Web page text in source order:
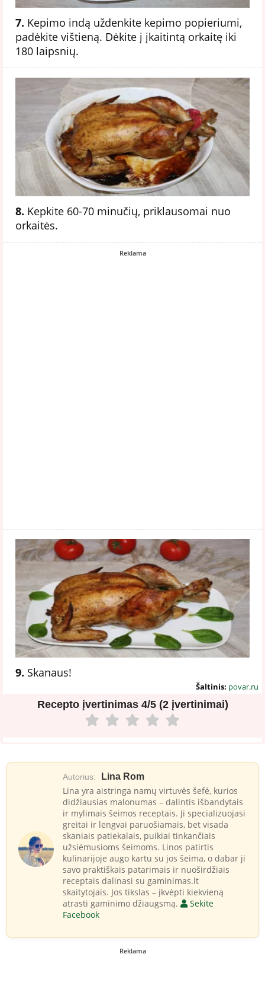
7. Kepimo indą uždenkite kepimo popieriumi,
padėkite vištieną. Dėkite į įkaitintą orkaitę iki
180 laipsnių.
8. Kepkite 60-70 minučių, priklausomai nuo
orkaitės.
Reklama
9. Skanaus!
Šaltinis: povar.ru
Recepto įvertinimas 4/5 (2 įvertinimai)
Autorius: Lina Rom
Lina yra aistringa namų virtuvės šefė, kurios
didžiausias malonumas – dalintis išbandytais
ir mylimais šeimos receptais. Ji specializuojasi
greitai ir lengvai paruošiamais, bet visada
skaniais patiekalais, puikiai tinkančiais
užsiėmusioms šeimoms. Linos patirtis
kulinarijoje augo kartu su jos šeima, o dabar ji
savo praktiškais patarimais ir nuoširdžiais
receptais dalinasi su gaminimas.lt
skaitytojais. Jos tikslas – įkvėpti kiekvieną
atrasti gaminimo džiaugsmą.
Sekite
Facebook
Reklama